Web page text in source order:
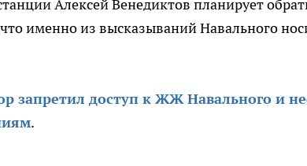
Алексей Венедиктов планирует
именно из высказываний Навального
запретил доступ к ЖЖ Навального и
.